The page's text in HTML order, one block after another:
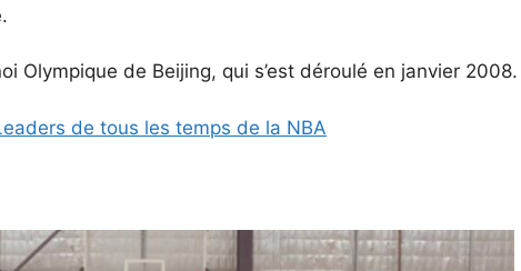
Olympique de Beijing, qui s’est déroulé en janvier 2008.
de tous les temps de la NBA